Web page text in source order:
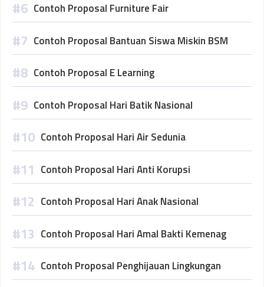
Contoh Proposal Furniture Fair
Contoh Proposal Bantuan Siswa Miskin BSM
Contoh Proposal E Learning
Contoh Proposal Hari Batik Nasional
Contoh Proposal Hari Air Sedunia
Contoh Proposal Hari Anti Korupsi
Contoh Proposal Hari Anak Nasional
Contoh Proposal Hari Amal Bakti Kemenag
Contoh Proposal Penghijauan Lingkungan